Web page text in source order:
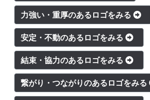
力強い・重厚のあるロゴをみる
安定・不動のあるロゴをみる
結束・協力のあるロゴをみる
繋がり・つながりのあるロゴをみる